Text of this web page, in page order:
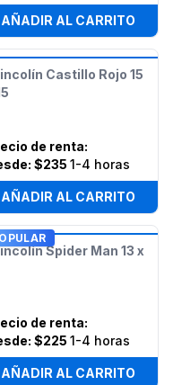
AÑADIR AL CARRITO
Castillo Rojo 15
de renta:
$235 1-4 horas
AÑADIR AL CARRITO
Spider Man 13 x
de renta:
$225 1-4 horas
AÑADIR AL CARRITO